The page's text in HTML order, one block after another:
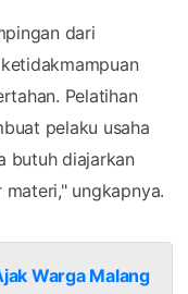
dari
Pelatihan
pelaku usaha
butuh diajarkan
ungkapnya.
Warga Malang